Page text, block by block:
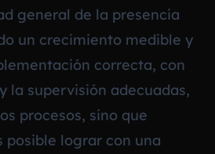
general de la presencia
un crecimiento medible y
correcta, con
la supervisión adecuadas,
procesos, sino que
posible lograr con una